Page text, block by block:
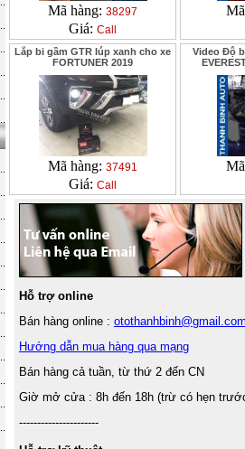
Mã hàng: 38297
Giá: Call
Lắp bi gầm GTR lúp xanh cho xe
FORTUNER 2019
Mã hàng: 37491
Giá: Call
Video Độ
Hỗ trợ online
Bán hàng online : otothanhbinh@gmail.com
Hướng dẫn mua hàng qua mạng
Bán hàng cả tuần, từ thứ 2 đến CN
Giờ mở cửa : 8h đến 18h (trừ có hẹn
----------------------